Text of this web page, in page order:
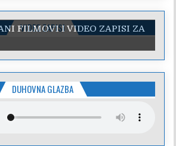
VIDEO ZAPISI
FILMOVI I VIDEO ZAPISI ZA
DUHOVNA GLAZBA